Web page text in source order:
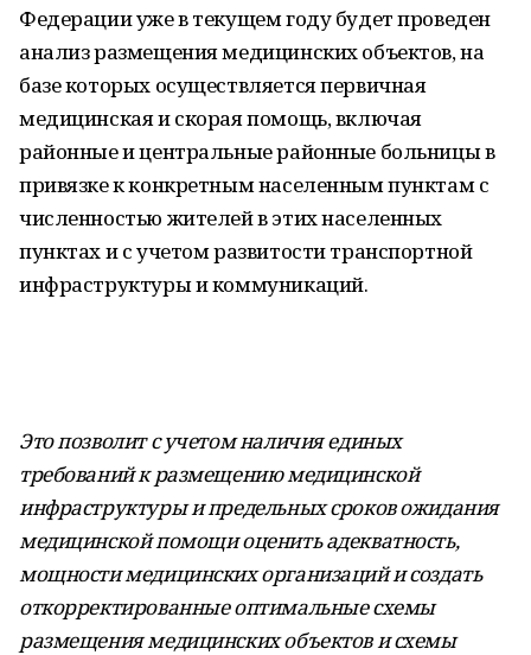
Федерации уже в текущем году будет проведен
анализ размещения медицинских объектов, на
базе которых осуществляется первичная
медицинская и скорая помощь, включая
районные и центральные районные больницы в
привязке к конкретным населенным пунктам с
численностью жителей в этих населенных
пунктах и с учетом развитости транспортной
инфраструктуры и коммуникаций.
Это позволит с учетом наличия единых
требований к размещению медицинской
инфраструктуры и предельных сроков ожидания
медицинской помощи оценить адекватность,
мощности медицинских организаций и создать
откорректированные оптимальные схемы
размещения медицинских объектов и схемы